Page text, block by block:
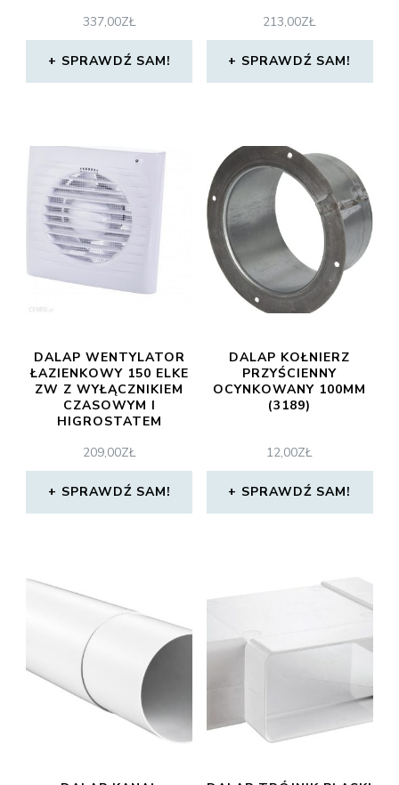
337,00ZŁ
SPRAWDŹ SAM!
213,00ZŁ
SPRAWDŹ SAM!
DALAP WENTYLATOR
ŁAZIENKOWY 150 ELKE
ZW Z WYŁĄCZNIKIEM
CZASOWYM I
HIGROSTATEM
209,00ZŁ
SPRAWDŹ SAM!
DALAP KOŁNIERZ
PRZYŚCIENNY
OCYNKOWANY 100MM
(3189)
12,00ZŁ
SPRAWDŹ SAM!